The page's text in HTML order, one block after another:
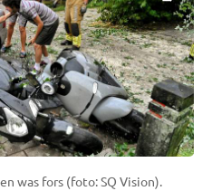
was fors (foto: SQ Vision).